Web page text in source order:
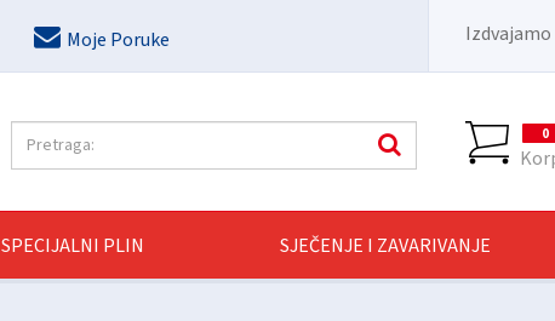
Moje Poruke Izdvajamo
0
Pretraga
SPECIJALNI PLIN SJEČENJE I ZAVARIVANJE